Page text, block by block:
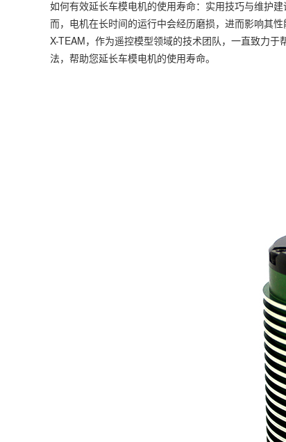
如何有效延长车模电机的使用寿命：实用技巧与维护
而，电机在长时间的运行中会经历磨损，进而影响其
X-TEAM，作为遥控模型领域的技术团队，一直致力
法，帮助您延长车模电机的使用寿命。